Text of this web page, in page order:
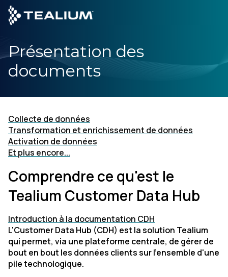
main
content
Secteurs
Partenaires
Ressources
Société
Présentation des
documents
Collecte de données
Transformation et enrichissement de données
Activation de données
Et plus encore...
Comprendre ce qu'est le
Tealium Customer Data Hub
Introduction à la documentation CDH
L'Customer Data Hub (CDH) est la solution Tealium
qui permet, via une plateforme centrale, de gérer de
bout en bout les données clients sur l'ensemble d'une
pile technologique.